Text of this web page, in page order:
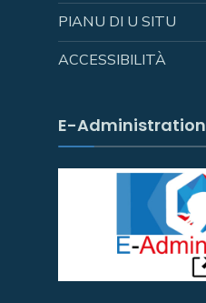
PIANU DI U SITU
ACCESSIBILITÀ
E-Administration